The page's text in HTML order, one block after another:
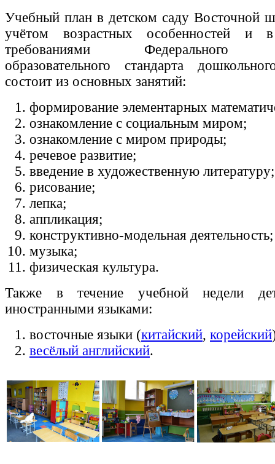
Учебный план в детском саду Восточной
учётом возрастных особенностей и
требованиями Федерального
образовательного стандарта
состоит из основных занятий:
формирование элементарных
ознакомление с социальным миром;
ознакомление с миром природы;
речевое развитие;
введение в художественную литературу;
рисование;
лепка;
аппликация;
конструктивно-модельная деятельность;
музыка;
физическая культура.
Также в течение учебной недели
иностранными языками:
восточные языки (китайский, корейский
весёлый английский.